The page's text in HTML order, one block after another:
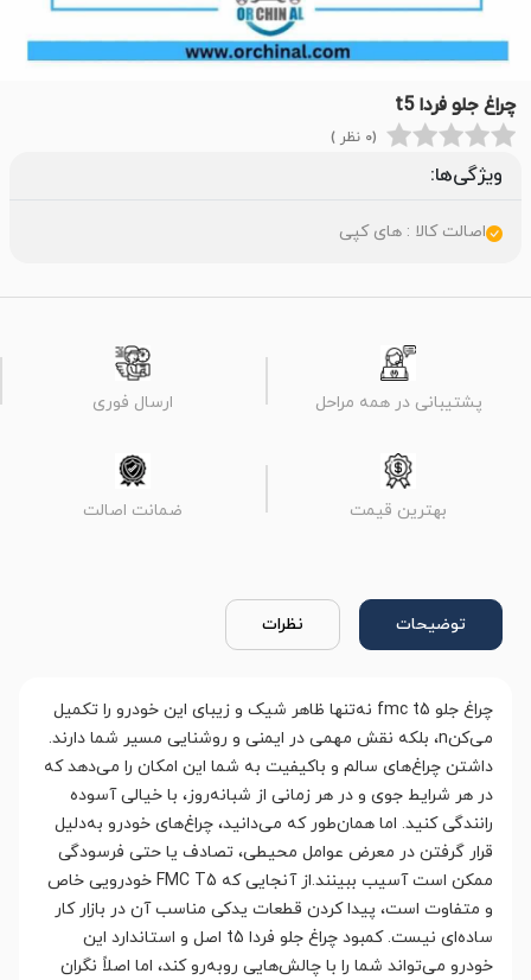
چراغ جلو فردا t5
(0 نظر )
ویژگی‌ها:
اصالت کالا : های کپی
پشتیبانی در همه مراحل ارسال فوری
بهترین قیمت ضمانت اصالت
توضیحات نظرات
چراغ‌ جلو fmc t5 نه‌تنها ظاهر شیک و زیبای این خودرو را تکمیل
می‌کنn، بلکه نقش مهمی در ایمنی و روشنایی مسیر شما دارند.
داشتن چراغ‌های سالم و باکیفیت به شما این امکان را می‌دهد که
در هر شرایط جوی و در هر زمانی از شبانه‌روز، با خیالی آسوده
رانندگی کنید. اما همان‌طور که می‌دانید، چراغ‌های خودرو به‌دلیل
قرار گرفتن در معرض عوامل محیطی، تصادف یا حتی فرسودگی
ممکن است آسیب ببینند.از آنجایی که FMC T5 خودرویی خاص
و متفاوت است، پیدا کردن قطعات یدکی مناسب آن در بازار کار
ساده‌ای نیست. کمبود چراغ‌ جلو فردا t5 اصل و استاندارد این
خودرو می‌تواند شما را با چالش‌هایی روبه‌رو کند، اما اصلاً نگران